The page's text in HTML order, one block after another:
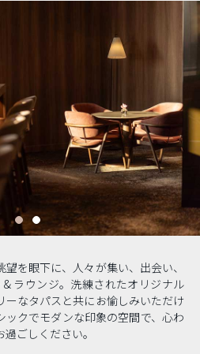
を眼下に、人々が集い、出会い、
& ラウンジ。洗練されたオリジナル
ーなタパスと共にお愉しみいただけ
ックでモダンな印象の空間で、心わ
ごしください。